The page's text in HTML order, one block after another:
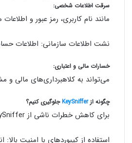
سرقت اطلاعات شخصی:
مانند نام کاربری، رمز عبور و اطلاعات
نشت اطلاعات سازمانی: اطلاعات
خسارات مالی و اعتباری:
می‌تواند به کلاهبرداری‌های مالی و
چگونه ازKeySnifferجلوگیری کنیم؟
برای کاهش خطرات ناشی از KeySniffer، اقدامات زیر توصیه می‌شود:
استفاده از کیبوردهای با امنیت